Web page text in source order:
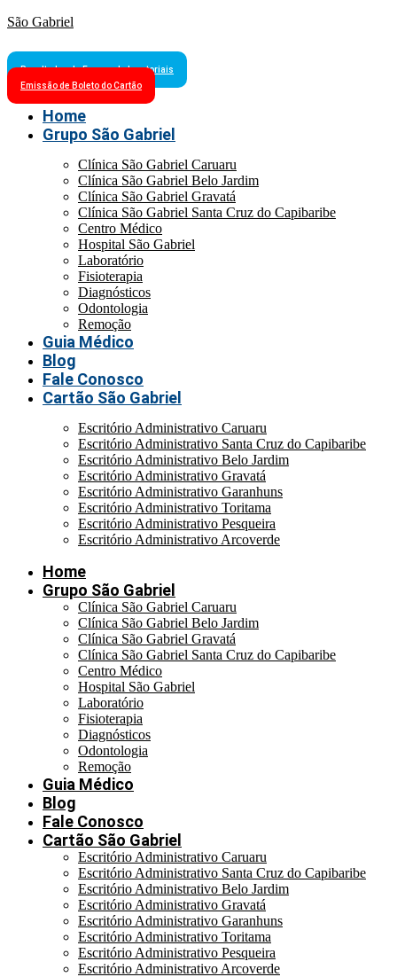
São Gabriel
Resultados de Exames Laboratoriais
Emissão de Boleto do Cartão
Home
Grupo São Gabriel
Clínica São Gabriel Caruaru
Clínica São Gabriel Belo Jardim
Clínica São Gabriel Gravatá
Clínica São Gabriel Santa Cruz do Capibaribe
Centro Médico
Hospital São Gabriel
Laboratório
Fisioterapia
Diagnósticos
Odontologia
Remoção
Guia Médico
Blog
Fale Conosco
Cartão São Gabriel
Escritório Administrativo Caruaru
Escritório Administrativo Santa Cruz do Capibaribe
Escritório Administrativo Belo Jardim
Escritório Administrativo Gravatá
Escritório Administrativo Garanhuns
Escritório Administrativo Toritama
Escritório Administrativo Pesqueira
Escritório Administrativo Arcoverde
Home
Grupo São Gabriel
Clínica São Gabriel Caruaru
Clínica São Gabriel Belo Jardim
Clínica São Gabriel Gravatá
Clínica São Gabriel Santa Cruz do Capibaribe
Centro Médico
Hospital São Gabriel
Laboratório
Fisioterapia
Diagnósticos
Odontologia
Remoção
Guia Médico
Blog
Fale Conosco
Cartão São Gabriel
Escritório Administrativo Caruaru
Escritório Administrativo Santa Cruz do Capibaribe
Escritório Administrativo Belo Jardim
Escritório Administrativo Gravatá
Escritório Administrativo Garanhuns
Escritório Administrativo Toritama
Escritório Administrativo Pesqueira
Escritório Administrativo Arcoverde